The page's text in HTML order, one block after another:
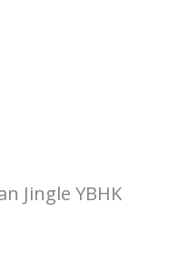
Jingle YBHK